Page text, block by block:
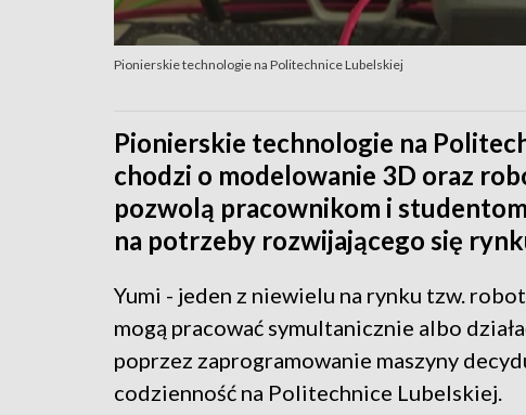
Pionierskie technologie na Politechnice Lubelskiej
Pionierskie technologie na
chodzi o modelowanie 3D oraz
pozwolą pracownikom i
na potrzeby rozwijającego się
Yumi - jeden z niewielu na rynku tzw.
mogą pracować symultanicznie albo
poprzez zaprogramowanie maszyny
codzienność na Politechnice Lubelskiej.